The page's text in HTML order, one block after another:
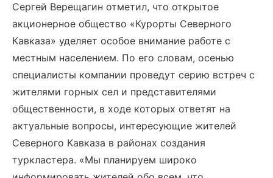
Сергей Верещагин отметил, что открытое
акционерное общество «Курорты Северного
Кавказа» уделяет особое внимание работе с
местным населением. По его словам, осенью
специалисты компании проведут серию встреч с
жителями горных сел и представителями
общественности, в ходе которых ответят на
актуальные вопросы, интересующие жителей
Северного Кавказа в районах создания
туркластера. «Мы планируем широко